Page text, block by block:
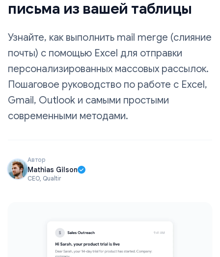
письма из вашей таблицы
Узнайте, как выполнить mail merge (слияние
почты) с помощью Excel для отправки
персонализированных массовых рассылок.
Пошаговое руководство по работе с Excel,
Gmail, Outlook и самыми простыми
современными методами.
Автор
Mathias Gilson
CEO, Qualtir